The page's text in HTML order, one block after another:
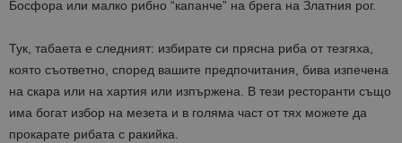
Босфора или малко рибно “капанче” на брега на Златния рог.
Тук, табаета е следният: избирате си прясна риба от тезгяха,
която съответно, според вашите предпочитания, бива изпечена
на скара или на хартия или изпържена. В тези ресторанти също
има богат избор на мезета и в голяма част от тях можете да
прокарате рибата с ракийка.